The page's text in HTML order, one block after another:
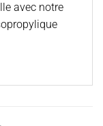
avec notre